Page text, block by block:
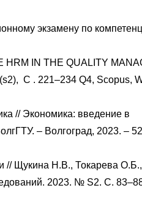
экзамену по
HRM IN THE QUALITY
С . 221–234 Q4, Scopus,
// Экономика: введение в
– Волгоград, 2023. –
// Щукина Н.В., Токарева О.Б.,
2023. № S2. С.